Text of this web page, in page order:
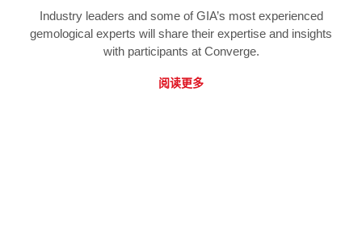
Industry leaders and some of GIA’s most experienced
gemological experts will share their expertise and insights
with participants at Converge.
阅读更多